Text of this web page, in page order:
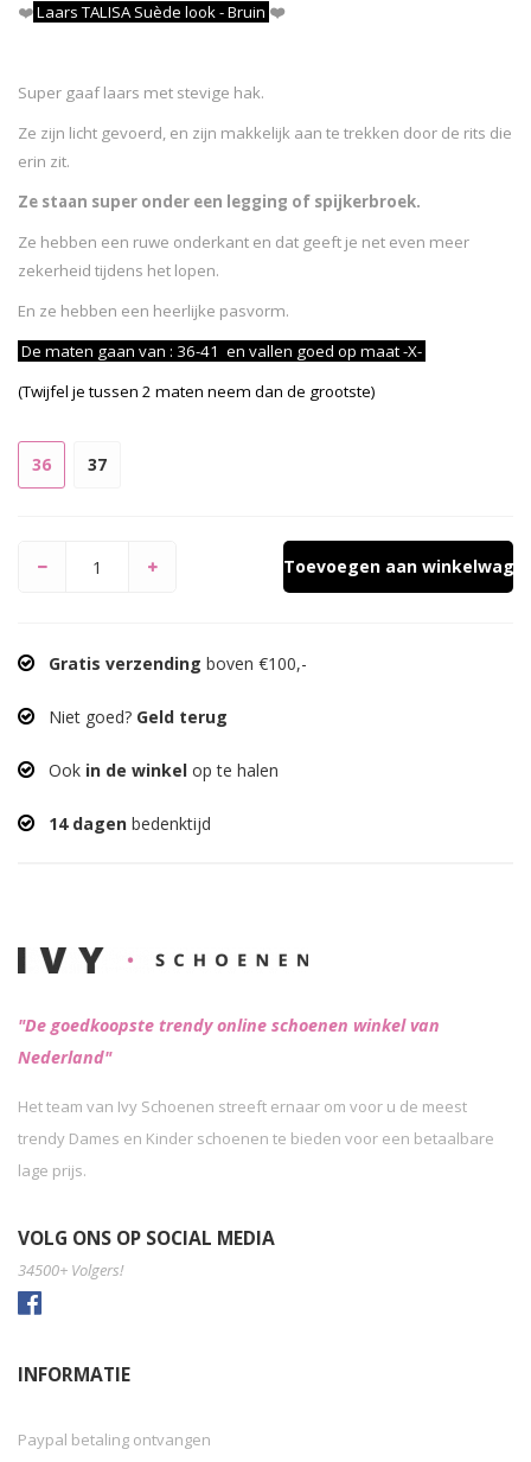
❤️Laars TALISA Suède look - Bruin ❤️
Super gaaf laars met stevige hak.
Ze zijn licht gevoerd, en zijn makkelijk aan te trekken door de rits die
erin zit.
Ze staan super onder een legging of spijkerbroek.
Ze hebben een ruwe onderkant en dat geeft je net even meer
zekerheid tijdens het lopen.
En ze hebben een heerlijke pasvorm.
De maten gaan van : 36-41 en vallen goed op maat -X-
(Twijfel je tussen 2 maten neem dan de grootste)
36 37
Toevoegen aan
Gratis verzending boven €100,-
Niet goed? Geld terug
Ook in de winkel op te halen
14 dagen bedenktijd
"De goedkoopste trendy online schoenen winkel van
Nederland"
Het team van Ivy Schoenen streeft ernaar om voor u de meest
trendy Dames en Kinder schoenen te bieden voor een betaalbare
lage prijs.
VOLG ONS OP SOCIAL MEDIA
34500+ Volgers!
INFORMATIE
Paypal betaling ontvangen